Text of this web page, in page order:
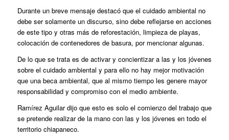
Durante un breve mensaje destacó que el cuidado ambiental no
debe ser solamente un discurso, sino debe reflejarse en acciones
de este tipo y otras más de reforestación, limpieza de playas,
colocación de contenedores de basura, por mencionar algunas.
De lo que se trata es de activar y concientizar a las y los jóvenes
sobre el cuidado ambiental y para ello no hay mejor motivación
que una beca ambiental, que al mismo tiempo les genere mayor
responsabilidad y compromiso con el medio ambiente.
Ramírez Aguilar dijo que esto es solo el comienzo del trabajo que
se pretende realizar de la mano con las y los jóvenes en todo el
territorio chiapaneco.